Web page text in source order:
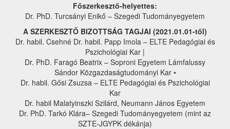
Főszerkesztő-helyettes:
Dr. PhD. Turcsányi Enikő – Szegedi Tudományegyetem
A SZERKESZTŐ BIZOTTSÁG TAGJAI (2021.01.01-től)
Dr. habil. Csehné Dr. habil. Papp Imola – ELTE Pedagógiai és
Pszichológiai Kar |
Dr. PhD. Faragó Beatrix – Soproni Egyetem Lámfalussy
Sándor Közgazdaságtudományi Kar •
Dr. habil. Gősi Zsuzsa – ELTE Pedagógiai és Pszichológiai
Kar
Dr. habil Malatyinszki Szilárd, Neumann János Egyetem
Dr. PhD. Tarkó Klára– Szegedi Tudományegyetem (mint az
SZTE-JGYPK dékánja)